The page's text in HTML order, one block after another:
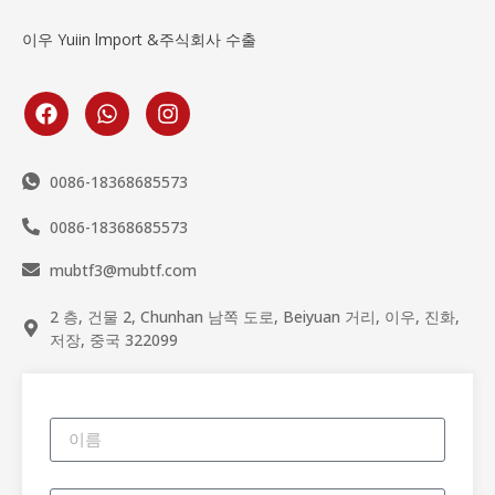
이우 Yuiin lmport &주식회사 수출
0086-18368685573
0086-18368685573
mubtf3@mubtf.com
2 층, 건물 2, Chunhan 남쪽 도로, Beiyuan 거리, 이우, 진화,
저장, 중국 322099